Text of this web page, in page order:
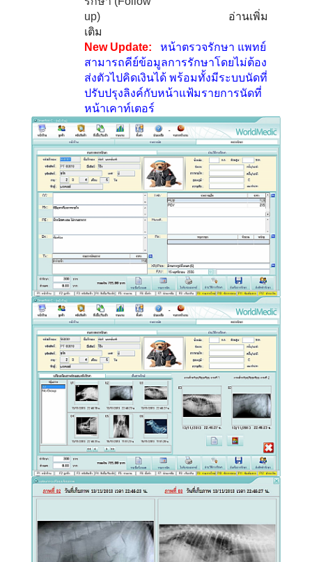
up)
อ่านเพิ่ม
เติม
New Update:
หน้าตรวจรักษา แพทย์
สามารถคีย์ข้อมูลการรักษาโดยไม่ต้อง
ส่งตัวไปคิดเงินได้ พร้อมทั้งมีระบบนัดที่
ปรับปรุงลิงค์กับหน้าแฟ้มรายการนัดที่
หน้าเคาท์เตอร์